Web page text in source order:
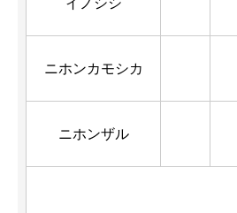
ニホンカモシカ
ニホンザル